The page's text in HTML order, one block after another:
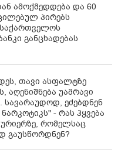
ამოქმედდება და 60
პირებს
საქართველოს
განცხადებას
თავი ასფალტზე
აღენიშნება უამრავი
სავარაუდოდ, ეძებდნენ
- რას ჰყვება
რომელსაც
გაუსწორდნენ?